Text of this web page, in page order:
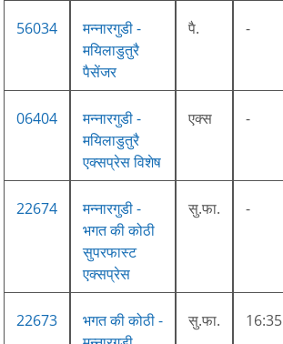
56034
मन्नारगुडी -
मयिलाडुतुरै
पैसेंजर
पै. -
06404
मन्नारगुडी -
मयिलाडुतुरै
एक्सप्रेस विशेष
एक्स -
22674
मन्नारगुडी -
भगत की कोठी
सुपरफास्ट
एक्सप्रेस
सु.फा. -
22673
भगत की कोठी -
सु.फा. 16:35